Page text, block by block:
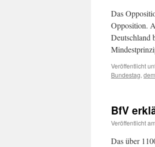
Das
Opposition.
Deutschland
Veröffentlicht
Bundestag,
BfV
Veröffentlicht am
Das über